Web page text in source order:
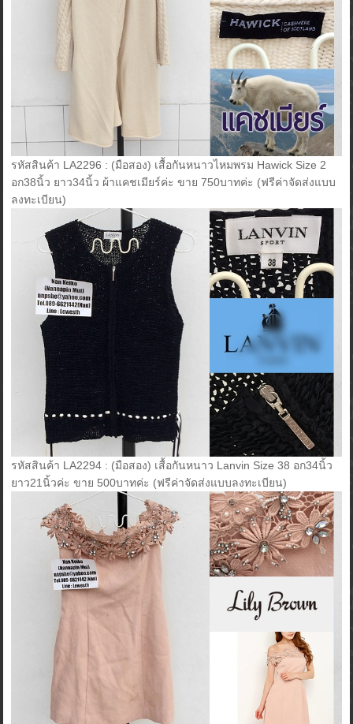
รหัสสินค้า LA2296 : (มือสอง) เสื้อกันหนาวไหมพรม Hawick Size 2
อก38นิ้ว ยาว34นิ้ว ผ้าแคชเมียร์ค่ะ ขาย 750บาทค่ะ (ฟรีค่าจัดส่งแบบ
ลงทะเบียน)
รหัสสินค้า LA2294 : (มือสอง) เสื้อกันหนาว Lanvin Size 38 อก34นิ้ว
ยาว21นิ้วค่ะ ขาย 500บาทค่ะ (ฟรีค่าจัดส่งแบบลงทะเบียน)